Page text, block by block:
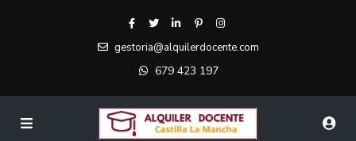
gestoria@alquilerdocente.com
679 423 197